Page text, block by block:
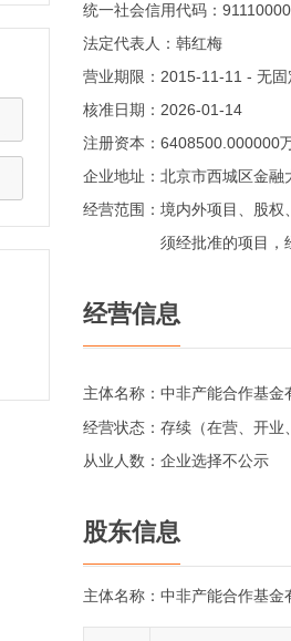
统一社会信用代码：
法定代表人： 韩红梅
营业期限： 2015-11-11 - 无固
核准日期： 2026-01-14
注册资本： 6408500.000000
企业地址： 北京市西城区金
经营范围： 境内外项目、股权
须经批准的项目，
经营信息
主体名称： 中非产能合作基金
经营状态： 存续（在营、开业
从业人数： 企业选择不公示
股东信息
主体名称： 中非产能合作基金